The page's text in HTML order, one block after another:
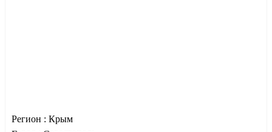
Регион : Крым